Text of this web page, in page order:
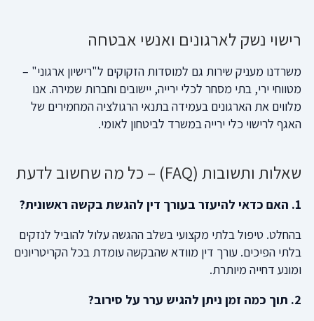
רישוי נשק לארגונים ואנשי אבטחה
משרדנו מעניק שירות גם למוסדות הזקוקים ל"רישיון ארגוני" –
מטווחי ירי, בתי מסחר לכלי ירייה, יישובים וחברות שמירה. אנו
מלווים את הארגונים בעמידה בתנאי הרגולציה המחמירים של
האגף לרישוי כלי ירייה במשרד לביטחון לאומי.
שאלות ותשובות (FAQ) – כל מה שחשוב לדעת
1. האם כדאי להיעזר בעורך דין להגשת בקשה ראשונית?
בהחלט. טיפול בלתי מקצועי בשלב ההגשה עלול להוביל לנזקים
בלתי הפיכים. עורך דין מוודא שהבקשה עומדת בכל הקריטריונים
ומונע דחייה מיותרת.
2. תוך כמה זמן ניתן להגיש ערר על סירוב?